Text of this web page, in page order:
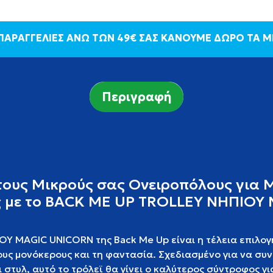
ΑΝΩ ΤΩΝ 49€ ΣΑΣ ΚΑΝΟΥΜΕ ΔΩΡΟ ΤΑ
Περιγραφή
Μικρούς σας Ονειροπόλους για
με το BACK ME UP TROLLEY ΝΗΠΙΟΥ
MAGIC UNICORN της Back Me Up είναι η τέλεια
μονόκερους και τη φαντασία. Σχεδιασμένο για να
αυτό το τρόλεϊ θα γίνει ο καλύτερος σύντροφος